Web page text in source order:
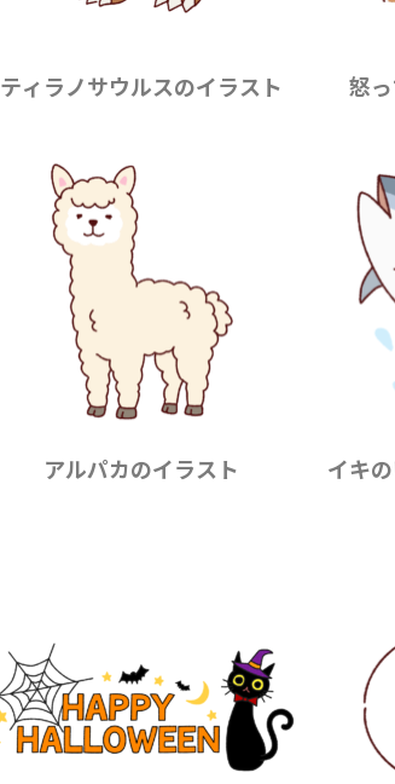
ティラノサウルスのイラスト 怒
アルパカのイラスト イキ